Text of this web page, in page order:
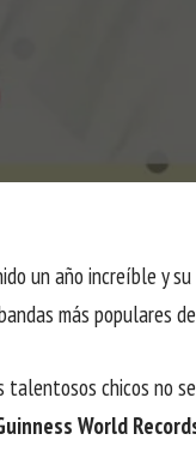
un año increíble y
más populares
talentosos chicos no
World